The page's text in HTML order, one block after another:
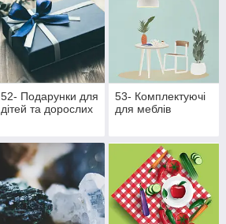
52- Подарунки для
дітей та дорослих
53- Комплектуючі
для меблів